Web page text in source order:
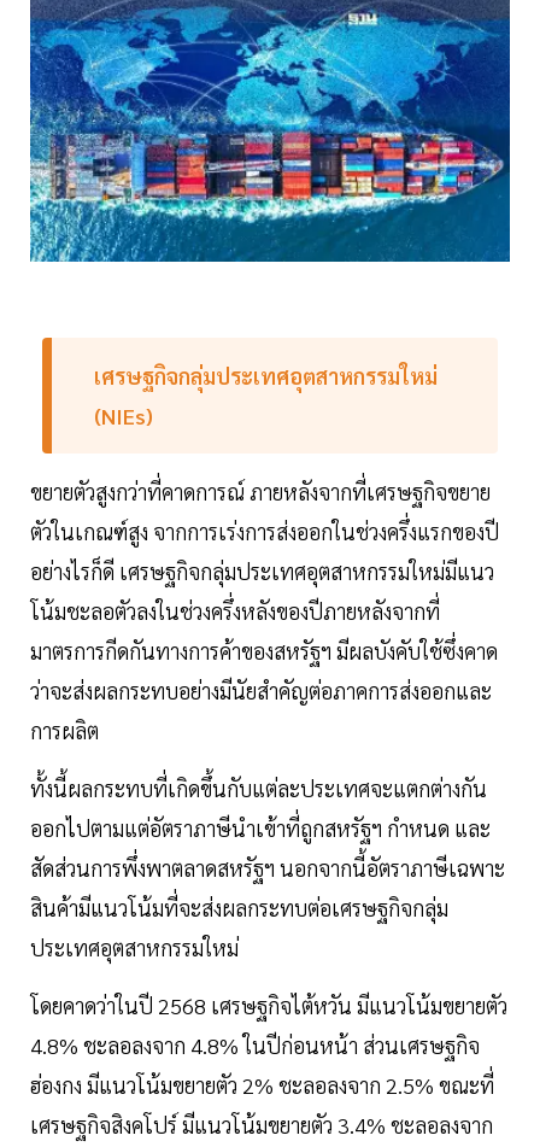
เศรษฐกิจกลุ่มประเทศอุตสาหกรรมใหม่
(NIEs)
ขยายตัวสูงกว่าที่คาดการณ์ ภายหลังจากที่เศรษฐกิจขยาย
ตัวในเกณฑ์สูง จากการเร่งการส่งออกในช่วงครึ่งแรกของปี
อย่างไรก็ดี เศรษฐกิจกลุ่มประเทศอุตสาหกรรมใหม่มีแนว
โน้มชะลอตัวลงในช่วงครึ่งหลังของปีภายหลังจากที่
มาตรการกีดกันทางการค้าของสหรัฐฯ มีผลบังคับใช้ซึ่งคาด
ว่าจะส่งผลกระทบอย่างมีนัยสำคัญต่อภาคการส่งออกและ
การผลิต
ทั้งนี้ผลกระทบที่เกิดขึ้นกับแต่ละประเทศจะแตกต่างกัน
ออกไปตามแต่อัตราภาษีนำเข้าที่ถูกสหรัฐฯ กำหนด และ
สัดส่วนการพึ่งพาตลาดสหรัฐฯ นอกจากนี้อัตราภาษีเฉพาะ
สินค้ามีแนวโน้มที่จะส่งผลกระทบต่อเศรษฐกิจกลุ่ม
ประเทศอุตสาหกรรมใหม่
โดยคาดว่าในปี 2568 เศรษฐกิจไต้หวัน มีแนวโน้มขยายตัว
4.8% ชะลอลงจาก 4.8% ในปีก่อนหน้า ส่วนเศรษฐกิจ
ฮ่องกง มีแนวโน้มขยายตัว 2% ชะลอลงจาก 2.5% ขณะที่
เศรษฐกิจสิงคโปร์ มีแนวโน้มขยายตัว 3.4% ชะลอลงจาก